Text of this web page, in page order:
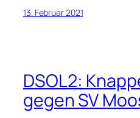
13. Februar 2021
DSOL2:
gegen SV